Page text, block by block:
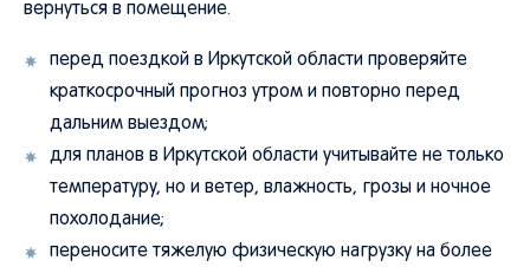
вернуться в помещение.
перед поездкой в Иркутской области проверяйте
краткосрочный прогноз утром и повторно перед
дальним выездом;
для планов в Иркутской области учитывайте не только
температуру, но и ветер, влажность, грозы и ночное
похолодание;
переносите тяжелую физическую нагрузку на более